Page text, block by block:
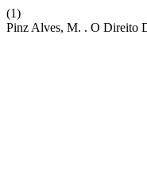
(1)
Pinz Alves, M. . O Direito